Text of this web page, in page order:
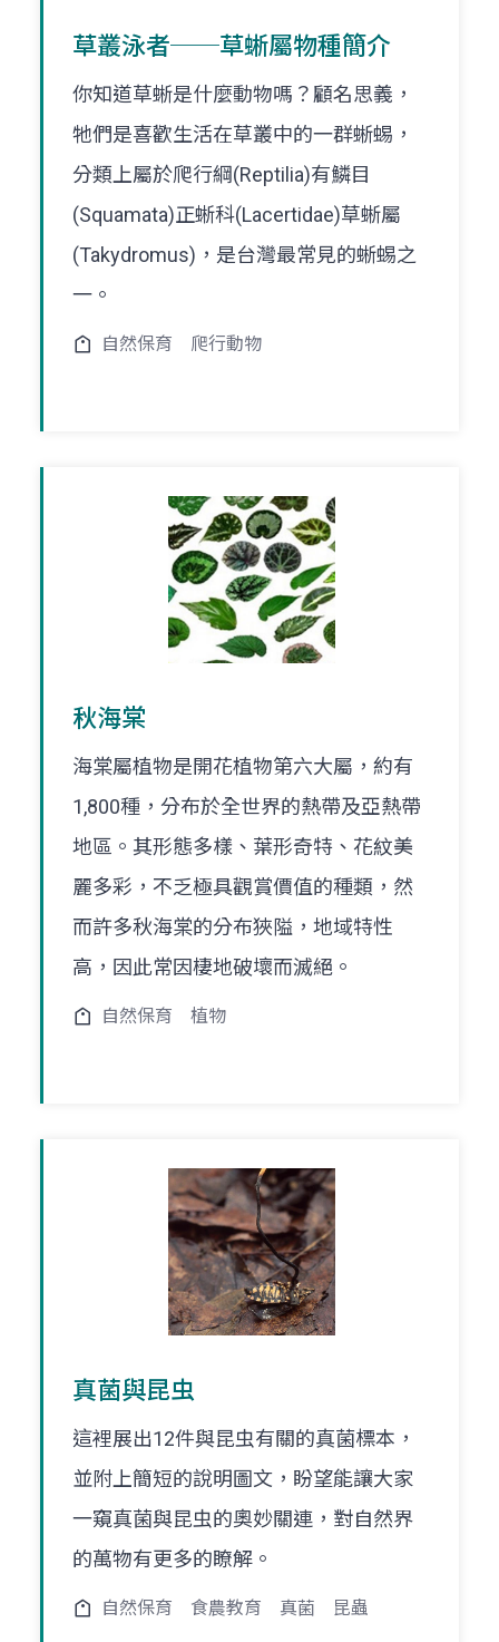
草叢泳者──草蜥屬物種簡介
你知道草蜥是什麼動物嗎？顧名思義，
牠們是喜歡生活在草叢中的一群蜥蜴，
分類上屬於爬行綱(Reptilia)有鱗目
(Squamata)正蜥科(Lacertidae)草蜥屬
(Takydromus)，是台灣最常見的蜥蜴之
一。
自然保育 爬行動物
秋海棠
海棠屬植物是開花植物第六大屬，約有
1,800種，分布於全世界的熱帶及亞熱帶
地區。其形態多樣、葉形奇特、花紋美
麗多彩，不乏極具觀賞價值的種類，然
而許多秋海棠的分布狹隘，地域特性
高，因此常因棲地破壞而滅絕。
自然保育 植物
真菌與昆虫
這裡展出12件與昆虫有關的真菌標本，
並附上簡短的說明圖文，盼望能讓大家
一窺真菌與昆虫的奧妙關連，對自然界
的萬物有更多的瞭解。
自然保育 食農教育 真菌 昆蟲